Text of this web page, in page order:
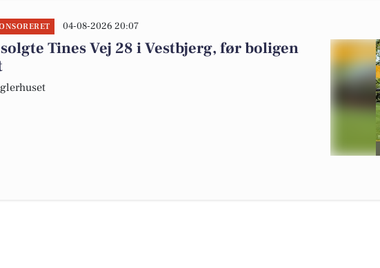
04-08-2026 20:07
Tines Vej 28 i Vestbjerg, før boligen